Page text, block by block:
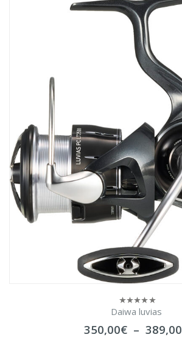
0
5
Daiwa luvias
350,00€ – 389,00